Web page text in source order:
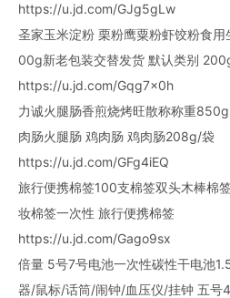
https://u.jd.com/GJg5gLw
圣家玉米淀粉 栗粉鹰粟粉虾饺粉食
00g新老包装交替发货 默认类别
https://u.jd.com/Gqg7x0h
力诚火腿肠香煎烧烤旺散称称重
肉肠火腿肠 鸡肉肠 鸡肉肠208g/袋
https://u.jd.com/GFg4iEQ
旅行便携棉签100支棉签双头木棒棉
妆棉签一次性 旅行便携棉签
https://u.jd.com/Gago9sx
倍量 5号7号电池一次性碳性干电池
器/鼠标/话筒/闹钟/血压仪/挂钟 五号